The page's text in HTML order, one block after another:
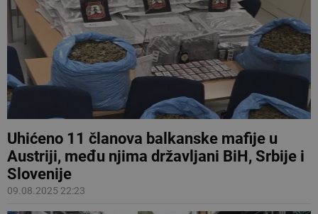
Uhićeno 11 članova balkanske mafije u
Austriji, među njima državljani BiH, Srbije i
Slovenije
09.08.2025 22:23